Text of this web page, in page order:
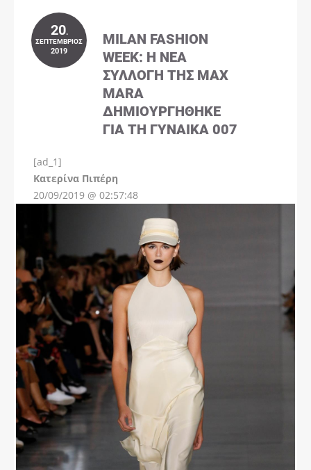
20.
ΣΕΠΤΈΜΒΡΙΟΣ
2019
MILAN FASHION
WEEK: Η ΝΈΑ
ΣΥΛΛΟΓΉ ΤΗΣ MAX
MARA
ΔΗΜΙΟΥΡΓΉΘΗΚΕ
ΓΙΑ ΤΗ ΓΥΝΑΊΚΑ 007
[ad_1]
Kατερίνα Πιπέρη
20/09/2019 @ 02:57:48